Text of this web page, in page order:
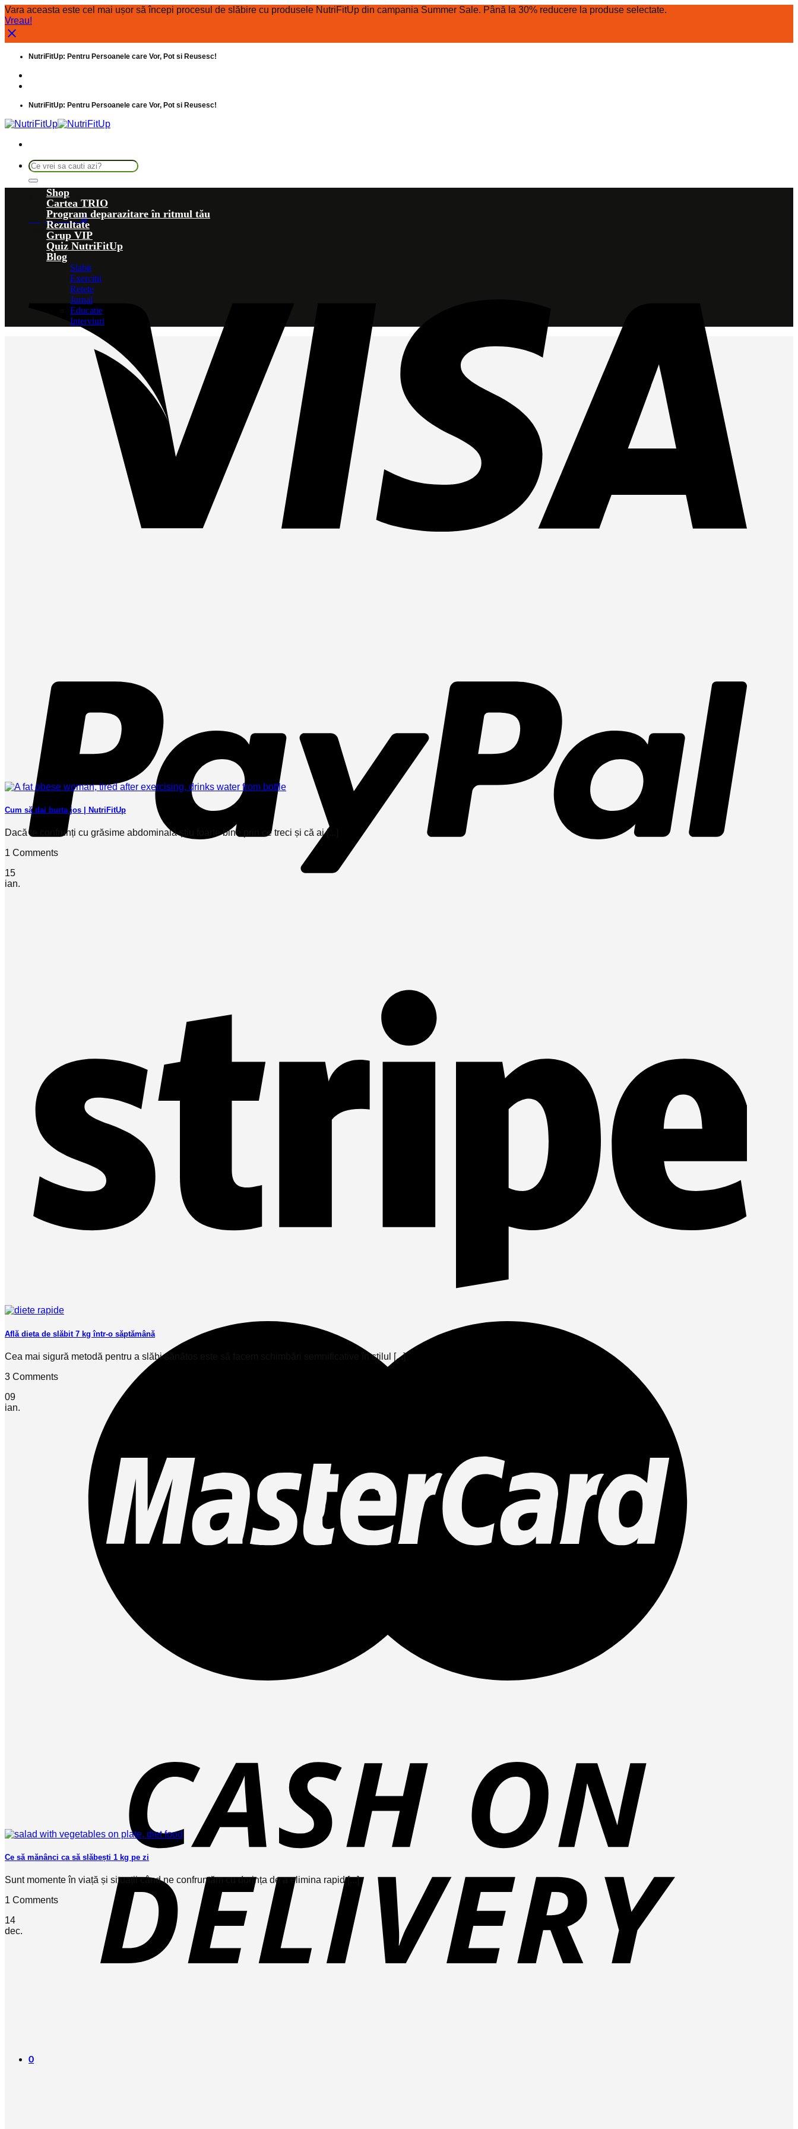
Vara aceasta este cel mai ușor să începi procesul de slăbire cu produsele NutriFitUp din campania Summer Sale. Până la 30% reducere la produse selectate.
Vreau!
NutriFitUp: Pentru Persoanele care Vor, Pot si Reusesc!
NutriFitUp: Pentru Persoanele care Vor, Pot si Reusesc!
Caută
după:
Autentificare
Coș /0,00lei 0
Coș
0
Shop
Cartea TRIO
Program deparazitare în ritmul tău
Rezultate
Grup VIP
Quiz NutriFitUp
Blog
Slabit
Exercitii
Retete
Jurnal
Educatie
Interviuri
Cum să dai burta jos | NutriFitUp
Dacă te confrunți cu grăsime abdominală știu foarte bine prin ce treci și că ai [...]
1 Comments
15
ian.
Află dieta de slăbit 7 kg într-o săptămână
Cea mai sigură metodă pentru a slăbi sănătos este să facem schimbări semnificative în stilul [...]
3 Comments
09
ian.
Ce să mănânci ca să slăbești 1 kg pe zi
Sunt momente în viață și situații când ne confruntăm cu dorința de a elimina rapid [...]
1 Comments
14
dec.